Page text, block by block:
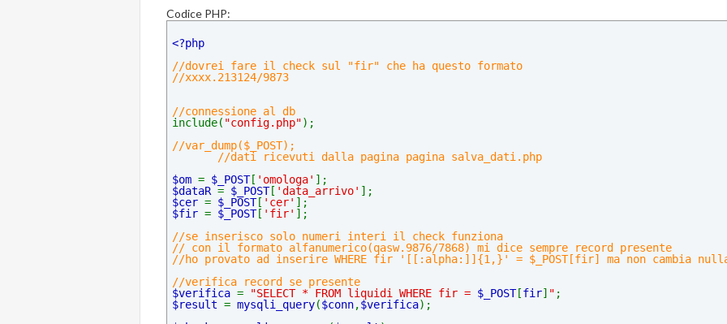
Codice PHP:
<?php
//dovrei fare il check sul "fir" che ha questo formato
//xxxx.213124/9873
//connessione al db
include( "config.php");
//var_dump($_POST);
       //dati ricevuti dalla pagina pagina salva_dati.php
$om = $_POST[ 'omologa' ];
$dataR = $_POST[ 'data_arrivo' ];
$cer = $_POST[ 'cer' ];
$fir = $_POST[ 'fir' ];
//se inserisco solo numeri interi il check funziona
// con il formato alfanumerico(qasw.9876/7868) mi dice sempre record presente
//ho provato ad inserire WHERE fir '[[:alpha:]]{1,}' = $_POST[fir] ma non cambia
//verifica record se presente
$verifica = "SELECT * FROM liquidi WHERE fir = $_POST[fir] " ;
$result = mysqli_query($conn,$verifica);